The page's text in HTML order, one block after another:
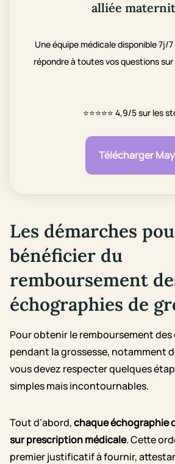
alliée
Une équipe médicale disponible 7j/
répondre à toutes vos questions
⭐⭐⭐⭐⭐ 4,9/5 sur les
Télécharger May
Les démarches
bénéficier du
remboursement
échographies de
Pour obtenir le remboursement
pendant la grossesse, notamment
vous devez respecter quelques
simples mais incontournables.
Tout d’abord,chaque échographie
sur prescription médicale. Cette
premier justificatif à fournir,